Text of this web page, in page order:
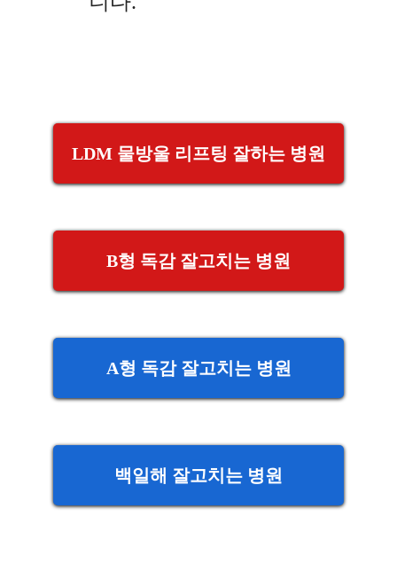
LDM 물방울 리프팅 잘하는 병원
B형 독감 잘고치는 병원
A형 독감 잘고치는 병원
백일해 잘고치는 병원